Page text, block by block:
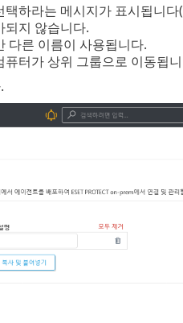
하라는 메시지가 표시됩니
되지 않습니다.
다른 이름이 사용됩니다.
터가 상위 그룹으로 이동됩